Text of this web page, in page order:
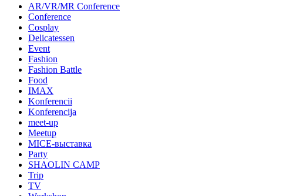
AR/VR/MR Conference
Conference
Cosplay
Delicatessen
Event
Fashion
Fashion Battle
Food
IMAX
Konferencii
Konferencija
meet-up
Meetup
MICE-выставка
Party
SHAOLIN CAMP
Trip
TV